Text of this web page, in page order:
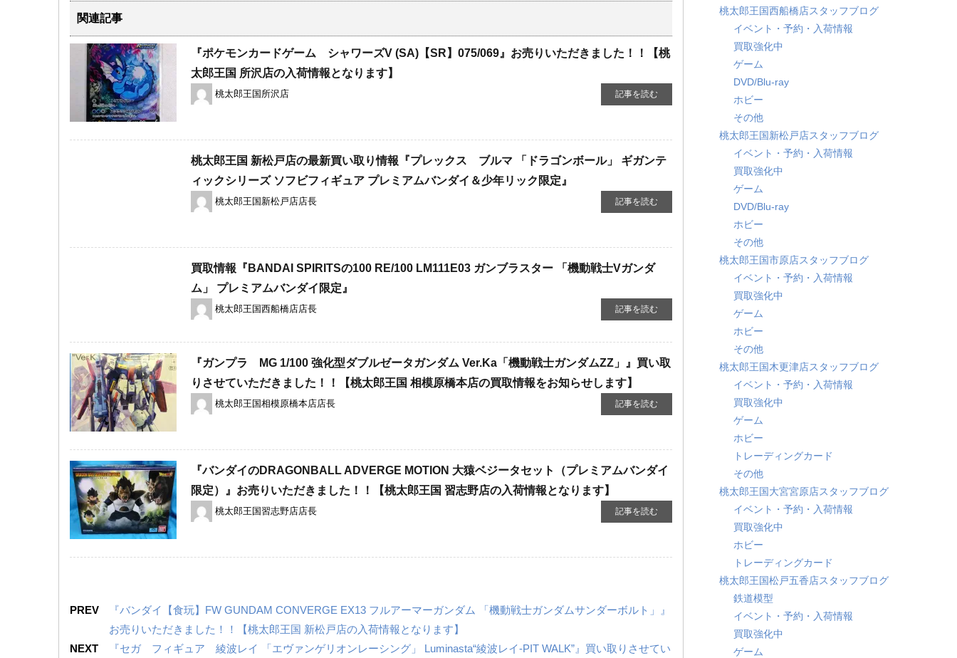
関連記事
『ポケモンカードゲーム シャワーズV ​(SA)【SR】075/069』お売りいただきました！！【桃
太郎王国 所沢店の入荷情報となります】
桃太郎王国所沢店 記事を読む
桃太郎王国 新松戸店の最新買い取り情報『プレックス ブルマ ​「ドラゴンボール」 ​ギガンテ
ィックシリーズ ​ソフビフィギュア ​プレミアムバンダイ＆少年リック限定』
桃太郎王国新松戸店店長 記事を読む
買取情報『BANDAI ​SPIRITSの100 ​RE/100 ​LM111E03 ​ガンブラスター ​「機動戦士Vガンダ
ム」 ​プレミアムバンダイ限定』
桃太郎王国西船橋店店長 記事を読む
『ガンプラ MG 1/100 強化型ダブルゼータガンダム Ver.Ka「機動戦士ガンダムZZ」』買い取
りさせていただきました！！【桃太郎王国 相模原橋本店の買取情報をお知らせします】
桃太郎王国相模原橋本店店長 記事を読む
『バンダイのDRAGONBALL ​ADVERGE ​MOTION ​大猿ベジータセット（プレミアムバンダイ
限定）』お売りいただきました！！【桃太郎王国 習志野店の入荷情報となります】
桃太郎王国習志野店店長 記事を読む
PREV
『バンダイ【食玩】FW ​GUNDAM ​CONVERGE ​EX13 ​フルアーマーガンダム 「機動戦士ガンダムサンダーボルト」』
お売りいただきました！！【桃太郎王国 新松戸店の入荷情報となります】
NEXT
『セガ フィギュア 綾波レイ ​「エヴァンゲリオンレーシング」 ​Luminasta“綾波レイ-PIT ​WALK”』買い取りさせてい
桃太郎王国西船橋店スタッフブログ
イベント・予約・入荷情報
買取強化中
ゲーム
DVD/Blu-ray
ホビー
その他
桃太郎王国新松戸店スタッフブログ
イベント・予約・入荷情報
買取強化中
ゲーム
DVD/Blu-ray
ホビー
その他
桃太郎王国市原店スタッフブログ
イベント・予約・入荷情報
買取強化中
ゲーム
ホビー
その他
桃太郎王国木更津店スタッフブログ
イベント・予約・入荷情報
買取強化中
ゲーム
ホビー
トレーディングカード
その他
桃太郎王国大宮宮原店スタッフブログ
イベント・予約・入荷情報
買取強化中
ホビー
トレーディングカード
桃太郎王国松戸五香店スタッフブログ
鉄道模型
イベント・予約・入荷情報
買取強化中
ゲーム